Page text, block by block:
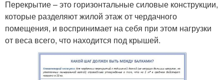
Перекрытие – это горизонтальные силовые конструкции,
которые разделяют жилой этаж от чердачного
помещения, и воспринимает на себя при этом нагрузки
от веса всего, что находится под крышей.